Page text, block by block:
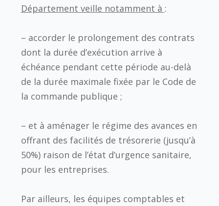
Département veille notamment à :
– accorder le prolongement des contrats
dont la durée d’exécution arrive à
échéance pendant cette période au-delà
de la durée maximale fixée par le Code de
la commande publique ;
– et à aménager le régime des avances en
offrant des facilités de trésorerie (jusqu’à
50%) raison de l’état d’urgence sanitaire,
pour les entreprises.
Par ailleurs, les équipes comptables et